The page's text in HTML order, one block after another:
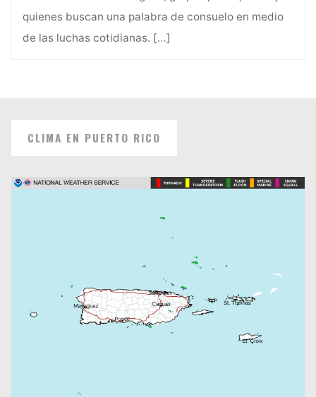
quienes buscan una palabra de consuelo en medio
de las luchas cotidianas. […]
CLIMA EN PUERTO RICO